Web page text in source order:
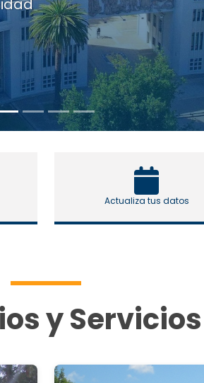
Actualiza tus datos
y Servicios